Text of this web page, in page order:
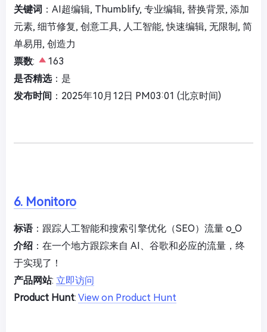
关键词 ：AI超编辑, Thumblify, 专业编辑, 替换背景, 添加
元素, 细节修复, 创意工具, 人工智能, 快速编辑, 无限制, 简
单易用, 创造力
票数:
163
是否精选：是
发布时间 ：2025年10月12日 PM03:01 (北京时间)
6. Monitoro
标语：跟踪人工智能和搜索引擎优化（SEO）流量 o_O
介绍 ：在一个地方跟踪来自 AI、谷歌和必应的流量，终
于实现了！
产品网站: 立即访问
Product Hunt: View on Product Hunt